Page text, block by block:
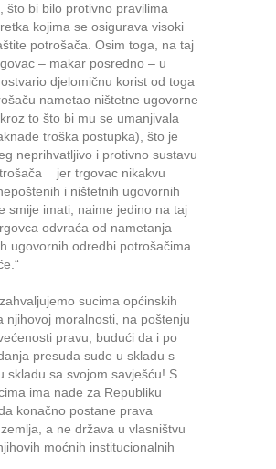
što bi bilo protivno pravilima
kojima se osigurava visoki
potrošača. Osim toga, na taj
– makar posredno – u
djelomičnu korist od toga
nametao ništetne ugovorne
to što bi mu se umanjivala
troška postupka), što je
neprihvatljivo i protivno sustavu
jer trgovac nikakvu
i ništetnih ugovornih
smije imati, naime jedino na taj
odvraća od nametanja
ugovornih odredbi potrošačima
sucima općinskih
njihovoj moralnosti, na poštenju
pravu, budući da i po
presuda sude u skladu s
skladu sa svojom savješću! S
ima nade za Republiku
konačno postane prava
a ne država u vlasništvu
moćnih institucionalnih